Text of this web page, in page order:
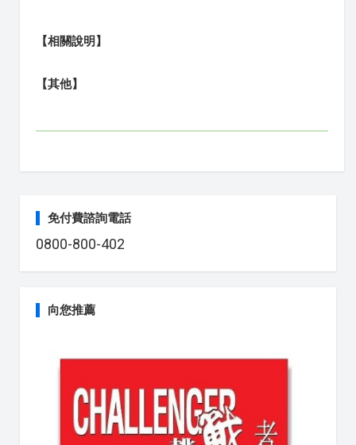
【相關說明】
【其他】
免付費諮詢電話
0800-800-402
向您推薦